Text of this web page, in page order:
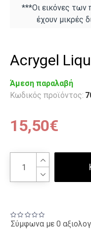
***Οι εικόνες των
έχουν μικρές
Acrygel
Άμεση παραλαβή
Κωδικός προϊόντος:
Σύμφωνα με 0
15,50€